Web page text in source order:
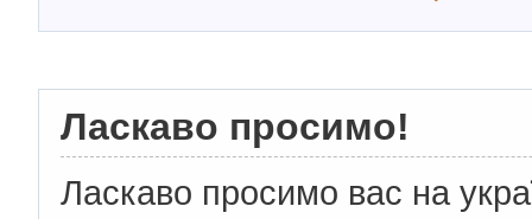
Ласкаво просимо!
Ласкаво просимо вас на